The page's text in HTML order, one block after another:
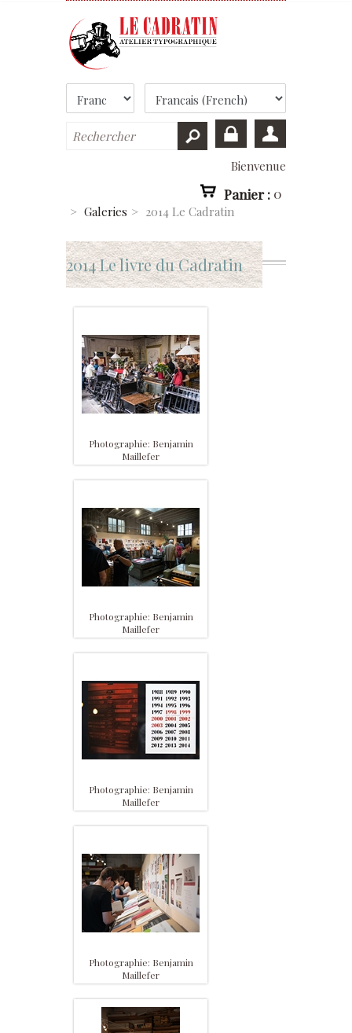
Bienvenue
Panier : 0
> Galeries > 2014 Le Cadratin
2014 Le livre du Cadratin
Photographie: Benjamin
Maillefer
Photographie: Benjamin
Maillefer
Photographie: Benjamin
Maillefer
Photographie: Benjamin
Maillefer